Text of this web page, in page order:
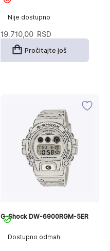
Nije dostupno
19.710,00 RSD
Pročitajte još
Dostupno odmah
G-Shock DW-6900RGM-5ER